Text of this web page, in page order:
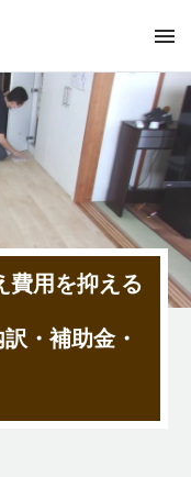
費用を抑える
・補助金・